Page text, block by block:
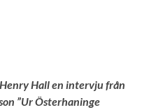
Hall en intervju från
”Ur Österhaninge